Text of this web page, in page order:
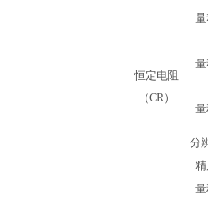
恒定电阻
（CR）
分